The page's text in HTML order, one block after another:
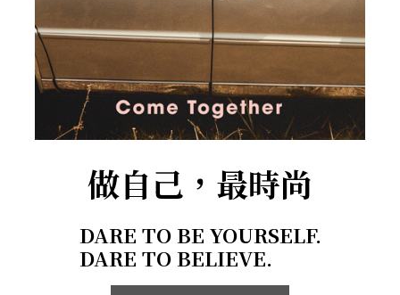
做自己，最時尚
DARE TO BE YOURSELF.
DARE TO BELIEVE.